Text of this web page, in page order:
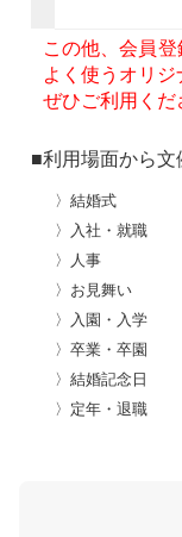
この他、会員
よく使うオリジ
ぜひご利用くだ
■利用場面から文
〉結婚式
〉入社・就職
〉人事
〉お見舞い
〉入園・入学
〉卒業・卒園
〉結婚記念日
〉定年・退職